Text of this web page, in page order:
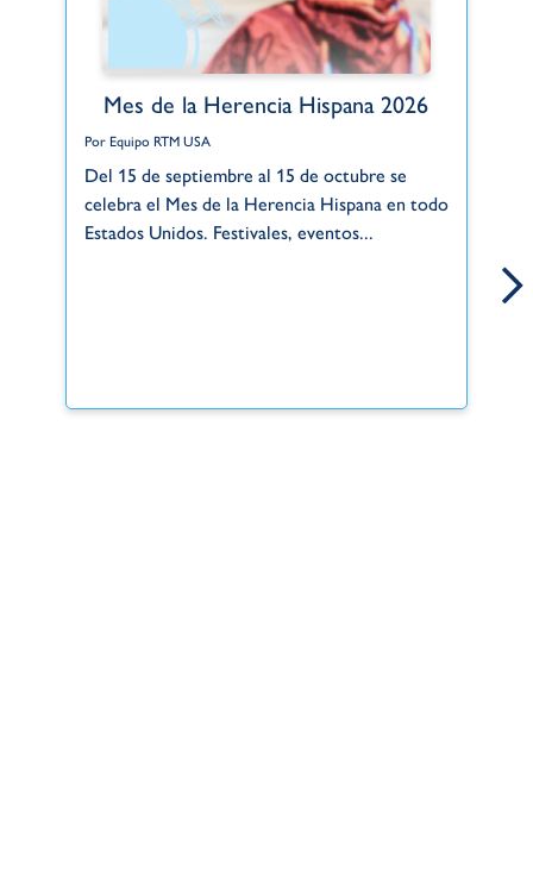
Mes de la Herencia Hispana 2026
Por Equipo RTM USA
Del 15 de septiembre al 15 de octubre se
celebra el Mes de la Herencia Hispana en todo
Estados Unidos. Festivales, eventos...